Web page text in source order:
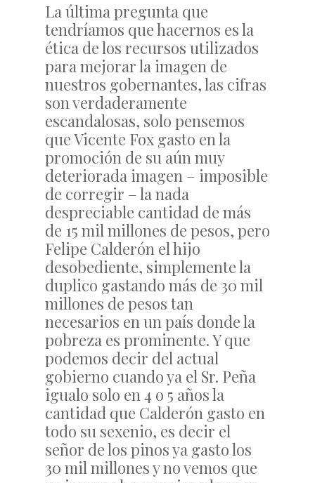
La última pregunta que
tendríamos que hacernos es la
ética de los recursos utilizados
para mejorar la imagen de
nuestros gobernantes, las cifras
son verdaderamente
escandalosas, solo pensemos
que Vicente Fox gasto en la
promoción de su aún muy
deteriorada imagen – imposible
de corregir – la nada
despreciable cantidad de más
de 15 mil millones de pesos, pero
Felipe Calderón el hijo
desobediente, simplemente la
duplico gastando más de 30 mil
millones de pesos tan
necesarios en un país donde la
pobreza es prominente. Y que
podemos decir del actual
gobierno cuando ya el Sr. Peña
igualo solo en 4 o 5 años la
cantidad que Calderón gasto en
todo su sexenio, es decir el
señor de los pinos ya gasto los
30 mil millones y no vemos que